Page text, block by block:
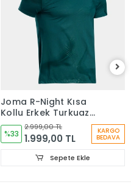
Joma R-Night Kısa
Kollu Erkek Turkuaz
Koşu Tişörtü
104716.346
%33
2.999,00 TL
1.999,00 TL
KARGO
BEDAVA
Sepete Ekle